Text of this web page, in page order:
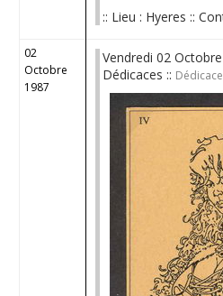
:: Lieu : Hyeres ::
02
Octobre
1987
Vendredi 02
Dédicaces ::